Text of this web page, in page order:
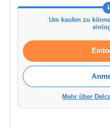
Um kaufen zu
Mehr über